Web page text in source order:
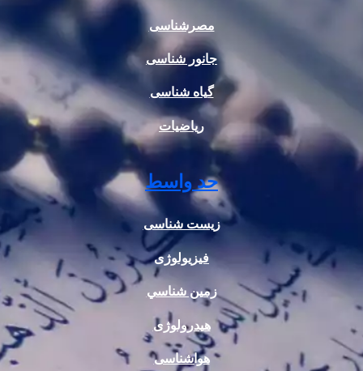
مصرشناسی
جانور شناسی
گیاه شناسی
ریاضیات
حد واسط
زیست شناسی
فیزیولوژی
زمين شناسي
هیدرولوژی
هواشناسی